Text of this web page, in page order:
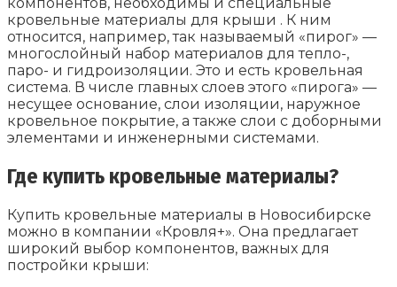
компонентов, необходимы и специальные
кровельные материалы для крыши . К ним
относится, например, так называемый «пирог» —
многослойный набор материалов для тепло-,
паро- и гидроизоляции. Это и есть кровельная
система. В числе главных слоев этого «пирога» —
несущее основание, слои изоляции, наружное
кровельное покрытие, а также слои с доборными
элементами и инженерными системами.
Где купить кровельные материалы?
Купить кровельные материалы в Новосибирске
можно в компании «Кровля+». Она предлагает
широкий выбор компонентов, важных для
постройки крыши: